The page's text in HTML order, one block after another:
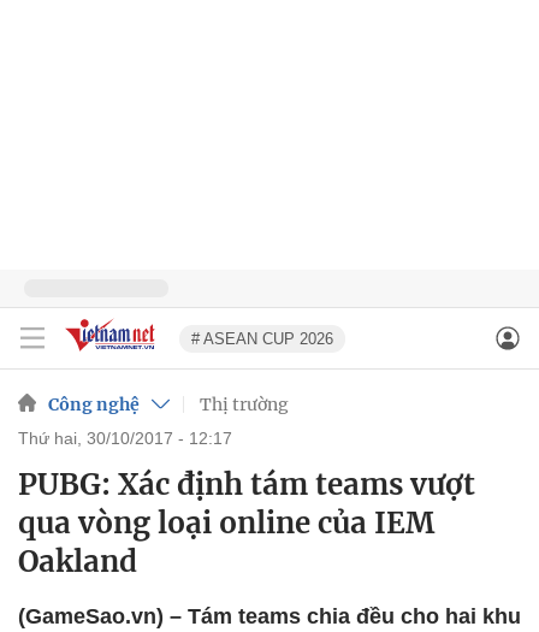
# ASEAN CUP 2026
Công nghệ Thị trường
thứ hai, 30/10/2017 - 12:17
PUBG: Xác định tám teams vượt
qua vòng loại online của IEM
Oakland
(GameSao.vn) – Tám teams chia đều cho hai khu